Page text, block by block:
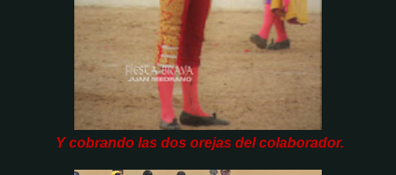
Y cobrando las dos orejas del colaborador.